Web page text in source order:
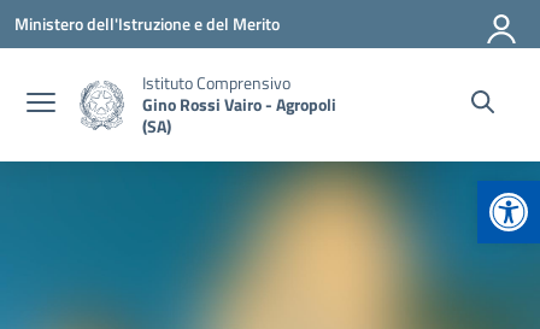
Vai ai contenuti
Vai al menu di navigazione
Vai al footer
Ministero dell'Istruzione e del Merito
Istituto Comprensivo
Gino Rossi Vairo - Agropoli
(SA)